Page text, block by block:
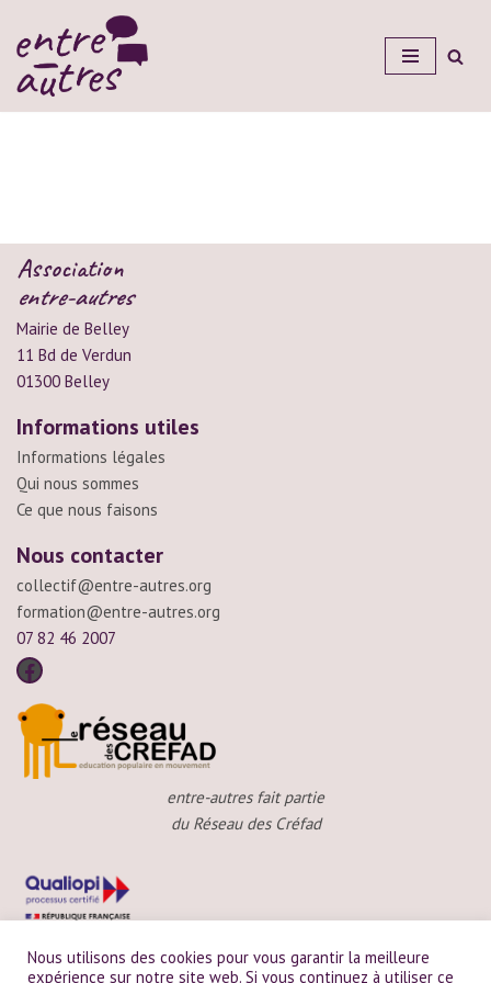
Aller
au
contenu
Association
entre-autres
Mairie de Belley
11 Bd de Verdun
01300 Belley
Informations utiles
Informations légales
Qui nous sommes
Ce que nous faisons
Nous contacter
collectif@entre-autres.org
formation@entre-autres.org
07 82 46 2007
entre-autres fait partie
du Réseau des Créfad
Nous utilisons des cookies pour vous garantir la meilleure
expérience sur notre site web. Si vous continuez à utiliser ce